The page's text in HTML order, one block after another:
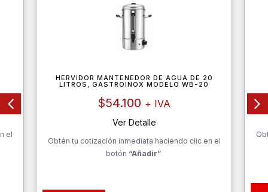
el
HERVIDOR MANTENEDOR DE AGUA DE 20
LITROS, GASTROINOX MODELO WB-20
$54.100 + IVA
Ver Detalle
Obtén tu cotización inmediata haciendo clic en el
botón “Añadir”